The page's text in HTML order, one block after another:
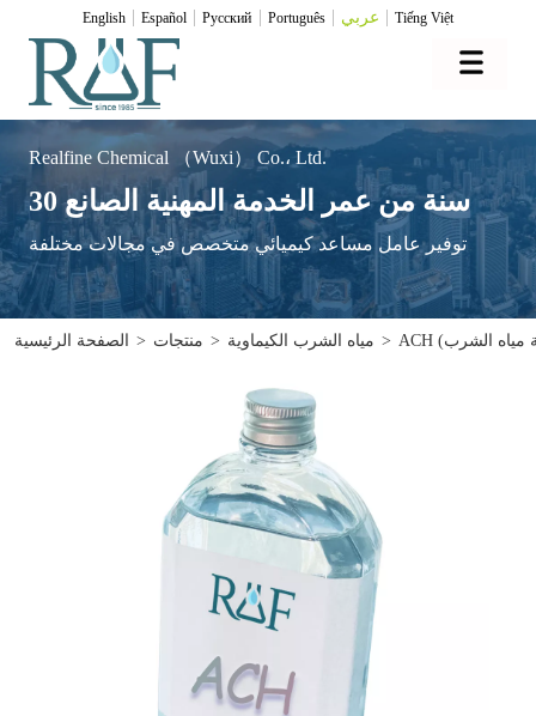
English Español Pусский Português عربي Tiếng Việt
Realfine Chemical （Wuxi） Co.، Ltd.
30 سنة من عمر الخدمة المهنية الصانع
توفير عامل مساعد كيميائي متخصص في مجالات مختلفة
الصفحة الرئيسية > منتجات > مياه الشرب الكيماوية >